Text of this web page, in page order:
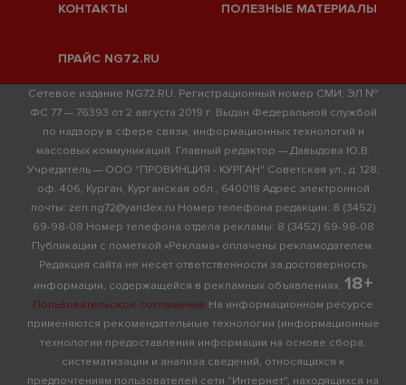
КОНТАКТЫ ПОЛЕЗНЫЕ МАТЕРИАЛЫ
ПРАЙС NG72.RU
Сетевое издание NG72.RU. Регистрационный номер СМИ: ЭЛ №
ФС 77 — 76393 от 2 августа 2019 г. Выдан Федеральной службой
по надзору в сфере связи, информационных технологий и
массовых коммуникаций. Главный редактор — Давыдова Ю.В.
Учредитель — ООО "ПРОВИНЦИЯ - КУРГАН" Советская ул., д. 128,
оф. 406, Курган, Курганская обл., 640018 Адрес электронной
почты: zen.ng72@yandex.ru Номер телефона редакции: 8 (3452)
69-98-08 Номер телефона отдела рекламы: 8 (3452) 69-98-08
Публикации с пометкой «Реклама» оплачены рекламодателем.
Редакция сайта не несет ответственности за достоверность
информации, содержащейся в рекламных объявлениях. 18+
Пользовательское соглашение На информационном ресурсе
применяются рекомендательные технологии (информационные
технологии предоставления информации на основе сбора,
систематизации и анализа сведений, относящихся к
предпочтениям пользователей сети "Интернет", находящихся на